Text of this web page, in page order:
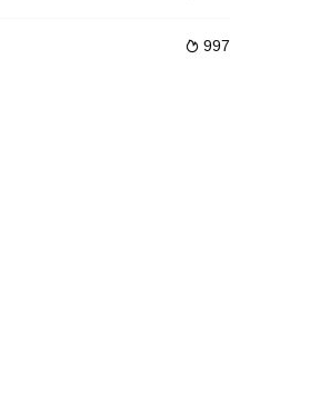
故事。一头灰白头髮充满熟年魅力的
礼后，被一种突如其来的冲动驱使
 997